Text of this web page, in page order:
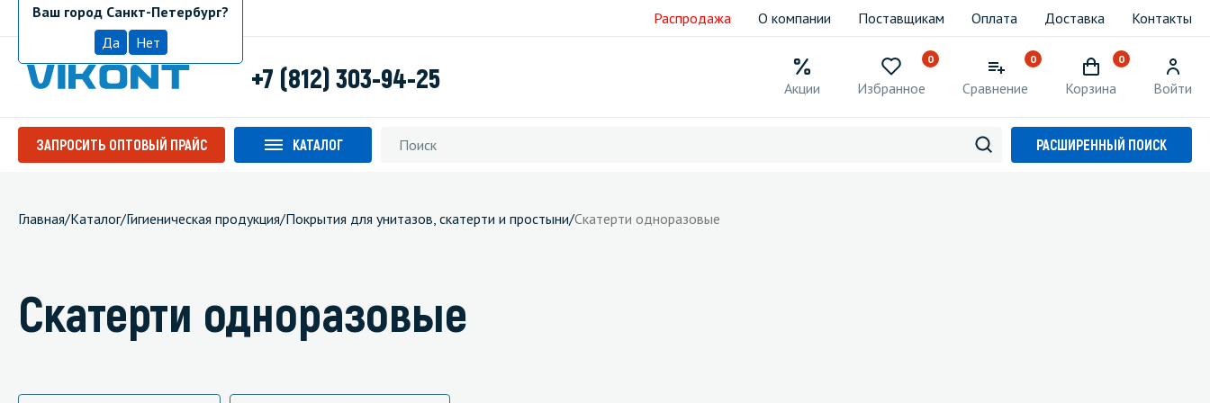
Санкт-Петербург
Ваш город Санкт-Петербург?
Да
Нет
Распродажа О компании Поставщикам Оплата Доставка Контакты
+7 (812) 303-94-25 Акции
0
Избранное
0
Сравнение
0
Корзина Войти
ЗАПРОСИТЬ ОПТОВЫЙ ПРАЙС КАТАЛОГ РАСШИРЕННЫЙ ПОИСК
Главная/Каталог/Гигиеническая продукция/Покрытия для унитазов, скатерти и простыни/Скатерти одноразовые
Скатерти одноразовые